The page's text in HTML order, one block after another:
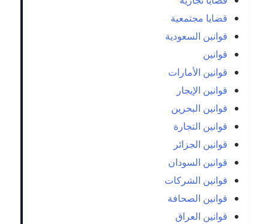
قضايا مجتمعية
قوانبن السعودية
قوانين
قوانين الأمارات
قوانين الإيجار
قوانين البحرين
قوانين التجارة
قوانين الجزائر
قوانين السودان
قوانين الشركات
قوانين الصحافة
قوانين العراق